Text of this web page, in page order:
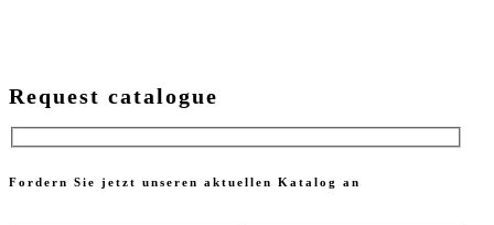
Request catalogue
Fordern Sie jetzt unseren aktuellen Katalog an